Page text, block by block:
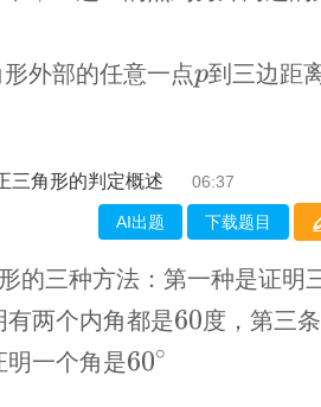
外部的任意一点p 到三边距
三角形的判定概述 06:37
AI出题 下载题目
的三种方法：第一种是证明
有两个内角都是60
度，第三
明一个角是60∘